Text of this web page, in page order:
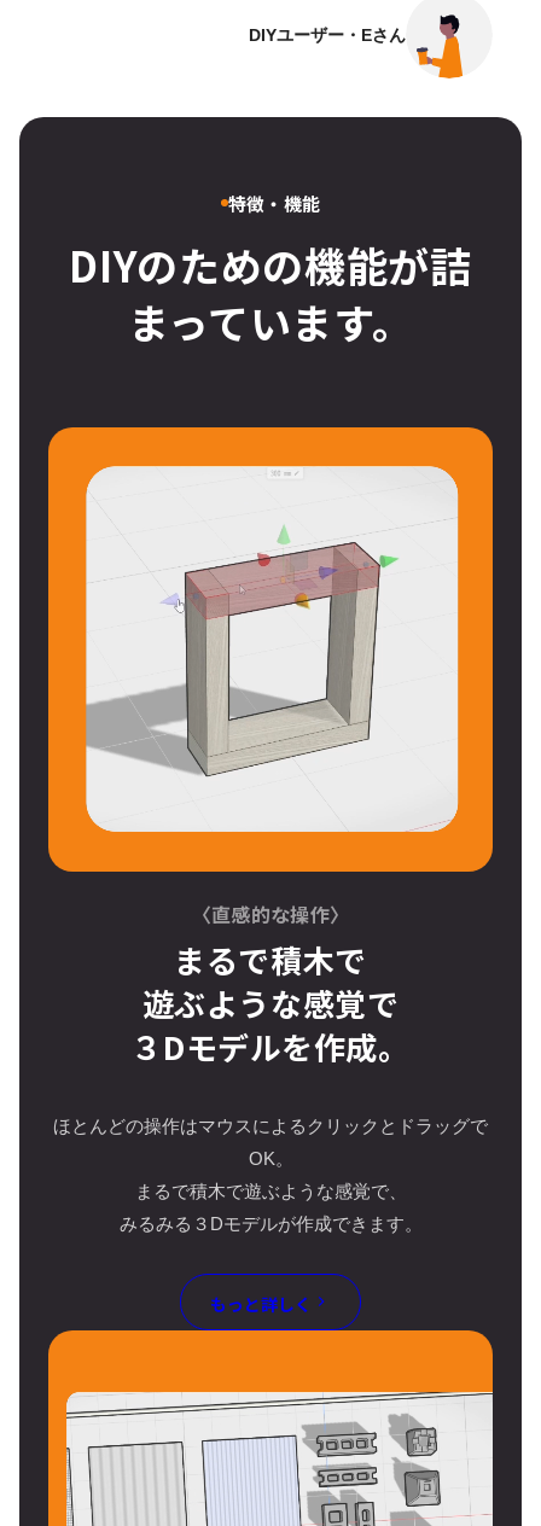
DIYユーザー・Eさん
特徴・機能
DIYのための機能が詰
まっています。
〈直感的な操作〉
まるで積木で
遊ぶような感覚で
３Dモデルを作成。
ほとんどの操作はマウスによるクリックとドラッグで
OK。
まるで積木で遊ぶような感覚で、
みるみる３Dモデルが作成できます。
もっと詳しく